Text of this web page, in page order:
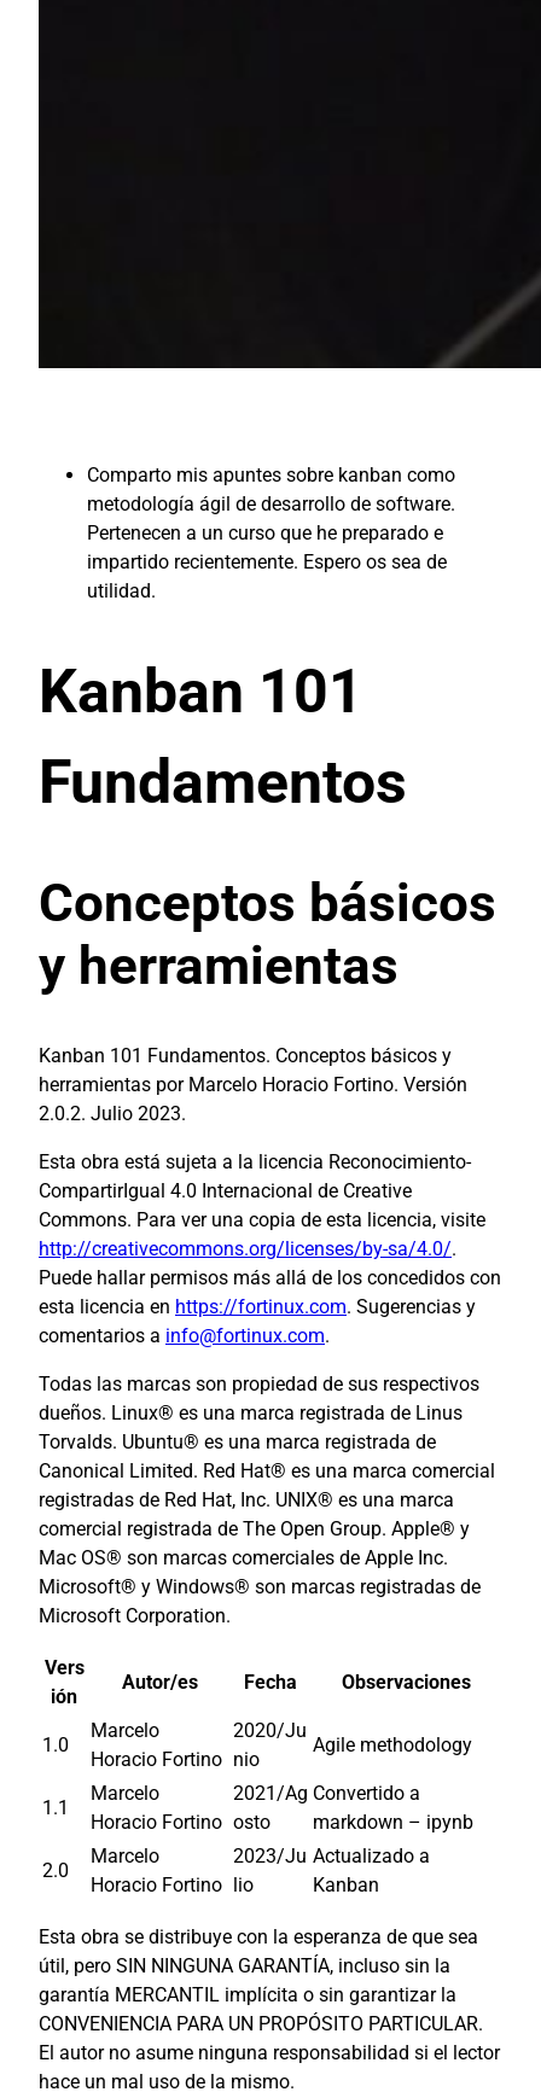
Comparto mis apuntes sobre kanban como
metodología ágil de desarrollo de software.
Pertenecen a un curso que he preparado e
impartido recientemente. Espero os sea de
utilidad.
Kanban 101
Fundamentos
Conceptos básicos
y herramientas
Kanban 101 Fundamentos. Conceptos básicos y
herramientas por Marcelo Horacio Fortino. Versión
2.0.2. Julio 2023.
Esta obra está sujeta a la licencia Reconocimiento-
CompartirIgual 4.0 Internacional de Creative
Commons. Para ver una copia de esta licencia, visite
http://creativecommons.org/licenses/by-sa/4.0/.
Puede hallar permisos más allá de los concedidos con
esta licencia en https://fortinux.com. Sugerencias y
comentarios a info@fortinux.com.
Todas las marcas son propiedad de sus respectivos
dueños. Linux® es una marca registrada de Linus
Torvalds. Ubuntu® es una marca registrada de
Canonical Limited. Red Hat® es una marca comercial
registradas de Red Hat, Inc. UNIX® es una marca
comercial registrada de The Open Group. Apple® y
Mac OS® son marcas comerciales de Apple Inc.
Microsoft® y Windows® son marcas registradas de
Microsoft Corporation.
Vers
ión
Autor/es Fecha Observaciones
1.0
Marcelo
Horacio Fortino
2020/Ju
nio
Agile methodology
1.1
Marcelo
Horacio Fortino
2021/Ag
osto
Convertido a
markdown – ipynb
2.0
Marcelo
Horacio Fortino
2023/Ju
lio
Actualizado a
Kanban
Esta obra se distribuye con la esperanza de que sea
útil, pero SIN NINGUNA GARANTÍA, incluso sin la
garantía MERCANTIL implícita o sin garantizar la
CONVENIENCIA PARA UN PROPÓSITO PARTICULAR.
El autor no asume ninguna responsabilidad si el lector
hace un mal uso de la mismo.